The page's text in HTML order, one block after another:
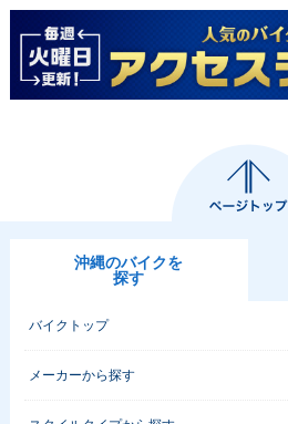
沖縄のバイクを
探す
バイクトップ
メーカーから探す